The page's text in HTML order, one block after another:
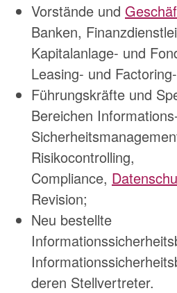
Vorstände und
Banken,
Kapitalanlage- und
Leasing- und
Führungskräfte und
Bereichen
Risikocontrolling,
Compliance,
Revision;
Neu bestellte
deren Stellvertreter.